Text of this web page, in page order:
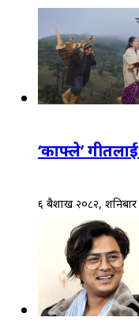
‘काफ्ले’
६ बैशाख २०८२,